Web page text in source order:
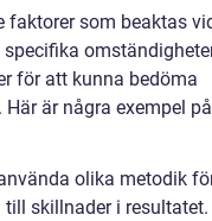
faktorer som beaktas
för att kunna bedöma
är några exempel på
olika metodik
skillnader i resultatet.